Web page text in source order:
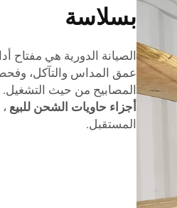
بسلاسة
الصيانة الدورية هي
عمق المداس والتآكل،
المصابيح من حيث
أجزاء حاويات الشحن للبيع
المستقبل.